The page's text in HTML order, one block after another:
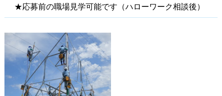
★応募前の職場見学可能です（ハローワーク相談後）